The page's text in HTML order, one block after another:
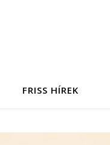
FRISS HÍREK